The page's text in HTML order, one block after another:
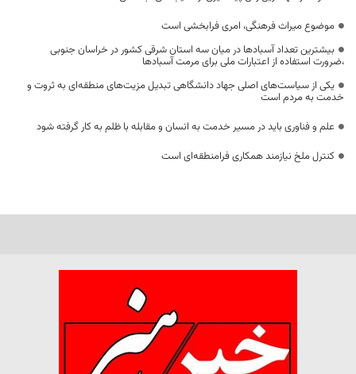
موضوع میراث فرهنگی، امری فرابخشی است
بیشترین تعداد آسبادها در میان سه استان شرقی کشور در خراسان جنوبی
،ضرورت استفاده از اعتبارات ملی برای مرمت آسبادها
یکی از سیاست‌های اصلی جهاد دانشگاهی تبدیل مزیت‌های منطقه‌ای به ثروت و
خدمت به مردم است
علم و فناوری باید در مسیر خدمت به انسان و مقابله با ظلم به کار گرفته شود
کنترل ملخ نیازمند همکاری فرامنطقه‌ای است